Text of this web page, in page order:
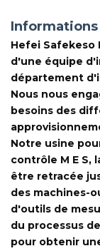
Hefei Safekeso
d'une équipe
département
Nous nous
besoins des
Notre usine
contrôle M E S,
être retracée
des machines-
d'outils de
du processus
pour obtenir